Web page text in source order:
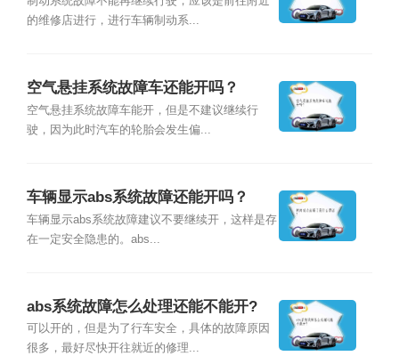
的维修店进行，进行车辆制动系...
空气悬挂系统故障车还能开吗？
空气悬挂系统故障车能开，但是不建议继续行
驶，因为此时汽车的轮胎会发生偏...
车辆显示abs系统故障还能开吗？
车辆显示abs系统故障建议不要继续开，这样是存
在一定安全隐患的。abs...
abs系统故障怎么处理还能不能开?
可以开的，但是为了行车安全，具体的故障原因
很多，最好尽快开往就近的修理...